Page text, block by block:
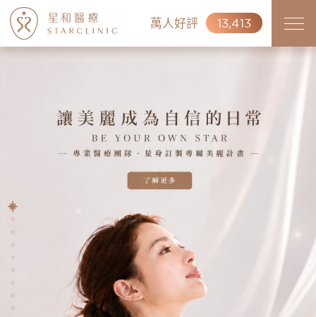
萬人好評 13,413